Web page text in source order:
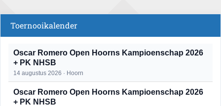
Toernooikalender
Oscar Romero Open Hoorns Kampioenschap 2026
+ PK NHSB
14 augustus 2026 · Hoorn
Oscar Romero Open Hoorns Kampioenschap 2026
+ PK NHSB